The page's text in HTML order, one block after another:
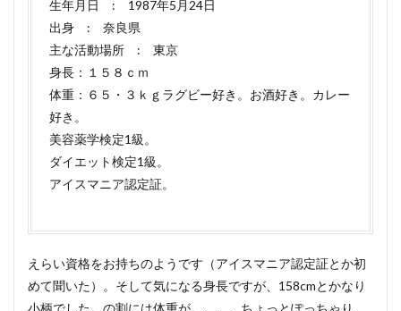
生年月日 : 1987年5月24日
出身 : 奈良県
主な活動場所 : 東京
身長：１５８ｃｍ
体重：６５・３ｋｇラグビー好き。お酒好き。カレー
好き。
美容薬学検定1級。
ダイエット検定1級。
アイスマニア認定証。
えらい資格をお持ちのようです（アイスマニア認定証とか初
めて聞いた）。そして気になる身長ですが、158cmとかなり
小柄でした。の割には体重が。。。。ちょっとぽっちゃり、